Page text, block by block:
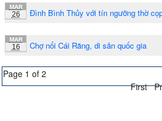
MAR
26 Đình Bình Thủy với tín ngưỡng thờ
MAR
16 Chợ nổi Cái Răng, di sản quốc gia
Page 1 of 2
First